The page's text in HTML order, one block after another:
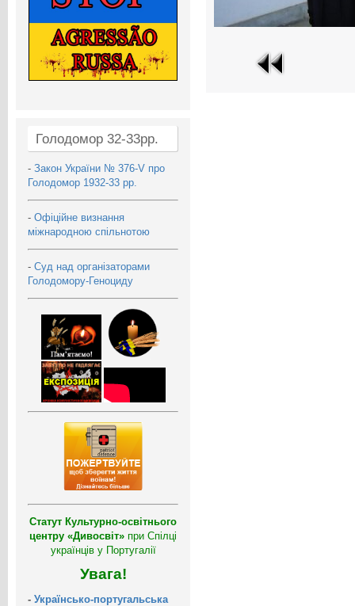
Голодомор 32-33рр.
- Закон України № 376-V про
Голодомор 1932-33 рр.
- Офіційне визнання
міжнародною спільнотою
- Суд над організаторами
Голодомору-Геноциду
Статут Культурно-освітнього
центру «Дивосвіт» при Спілці
українців у Португалії
Увага!
- Українсько-португальська